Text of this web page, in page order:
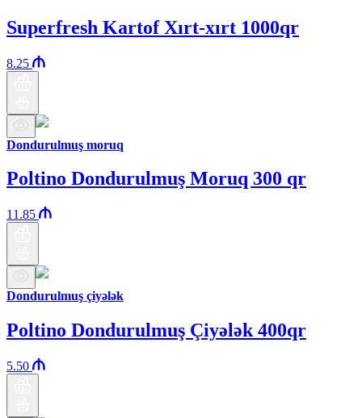
Superfresh Kartof Xırt-xırt 1000qr
8.25
Dondurulmuş moruq
Poltino Dondurulmuş Moruq 300 qr
11.85
Dondurulmuş çiyələk
Poltino Dondurulmuş Çiyələk 400qr
5.50